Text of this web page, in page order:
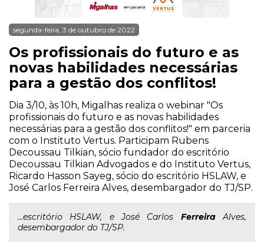
segunda-feira, 3 de outubro de 2022
Os profissionais do futuro e as
novas habilidades necessárias
para a gestão dos conflitos!
Dia 3/10, às 10h, Migalhas realiza o webinar "Os
profissionais do futuro e as novas habilidades
necessárias para a gestão dos conflitos!" em parceria
com o Instituto Vertus. Participam Rubens
Decoussau Tilkian, sócio fundador do escritório
Decoussau Tilkian Advogados e do Instituto Vertus,
Ricardo Hasson Sayeg, sócio do escritório HSLAW, e
José Carlos Ferreira Alves, desembargador do TJ/SP.
...escritório HSLAW, e José Carlos FerreiraAlves,
desembargador do TJ/SP.